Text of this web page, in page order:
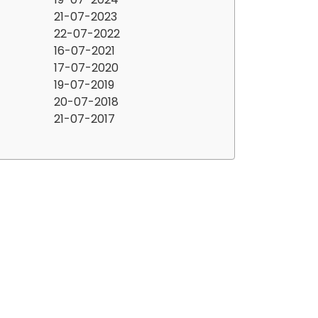
21-07-2023
22-07-2022
16-07-2021
17-07-2020
19-07-2019
20-07-2018
21-07-2017